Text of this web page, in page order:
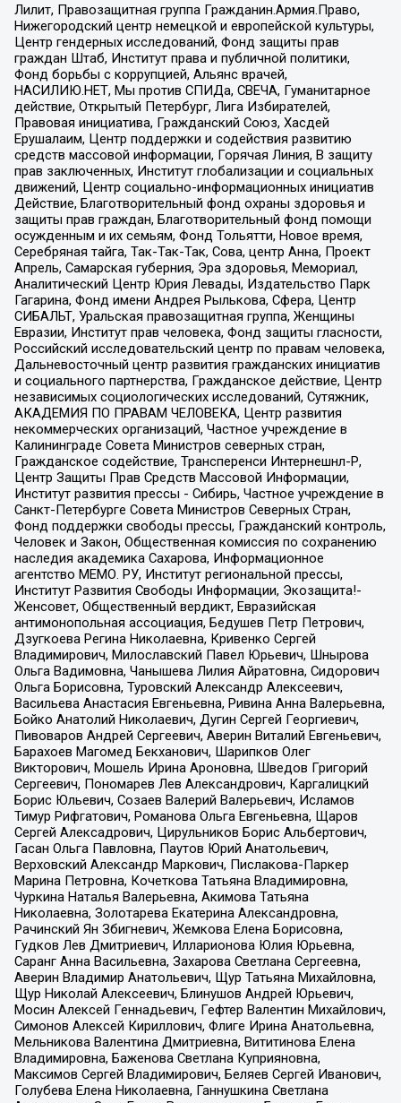
Лилит, Правозащитная группа Гражданин.Армия.Право,
Нижегородский центр немецкой и европейской культуры,
Центр гендерных исследований, Фонд защиты прав
граждан Штаб, Институт права и публичной политики,
Фонд борьбы с коррупцией, Альянс врачей,
НАСИЛИЮ.НЕТ, Мы против СПИДа, СВЕЧА, Гуманитарное
действие, Открытый Петербург, Лига Избирателей,
Правовая инициатива, Гражданский Союз, Хасдей
Ерушалаим, Центр поддержки и содействия развитию
средств массовой информации, Горячая Линия, В защиту
прав заключенных, Институт глобализации и социальных
движений, Центр социально-информационных инициатив
Действие, Благотворительный фонд охраны здоровья и
защиты прав граждан, Благотворительный фонд помощи
осужденным и их семьям, Фонд Тольятти, Новое время,
Серебряная тайга, Так-Так-Так, Сова, центр Анна, Проект
Апрель, Самарская губерния, Эра здоровья, Мемориал,
Аналитический Центр Юрия Левады, Издательство Парк
Гагарина, Фонд имени Андрея Рылькова, Сфера, Центр
СИБАЛЬТ, Уральская правозащитная группа, Женщины
Евразии, Институт прав человека, Фонд защиты гласности,
Российский исследовательский центр по правам человека,
Дальневосточный центр развития гражданских инициатив
и социального партнерства, Гражданское действие, Центр
независимых социологических исследований, Сутяжник,
АКАДЕМИЯ ПО ПРАВАМ ЧЕЛОВЕКА, Центр развития
некоммерческих организаций, Частное учреждение в
Калининграде Совета Министров северных стран,
Гражданское содействие, Трансперенси Интернешнл-Р,
Центр Защиты Прав Средств Массовой Информации,
Институт развития прессы - Сибирь, Частное учреждение в
Санкт-Петербурге Совета Министров Северных Стран,
Фонд поддержки свободы прессы, Гражданский контроль,
Человек и Закон, Общественная комиссия по сохранению
наследия академика Сахарова, Информационное
агентство МЕМО. РУ, Институт региональной прессы,
Институт Развития Свободы Информации, Экозащита!-
Женсовет, Общественный вердикт, Евразийская
антимонопольная ассоциация, Бедушев Петр Петрович,
Дзугкоева Регина Николаевна, Кривенко Сергей
Владимирович, Милославский Павел Юрьевич, Шнырова
Ольга Вадимовна, Чанышева Лилия Айратовна, Сидорович
Ольга Борисовна, Туровский Александр Алексеевич,
Васильева Анастасия Евгеньевна, Ривина Анна Валерьевна,
Бойко Анатолий Николаевич, Дугин Сергей Георгиевич,
Пивоваров Андрей Сергеевич, Аверин Виталий Евгеньевич,
Барахоев Магомед Бекханович, Шарипков Олег
Викторович, Мошель Ирина Ароновна, Шведов Григорий
Сергеевич, Пономарев Лев Александрович, Каргалицкий
Борис Юльевич, Созаев Валерий Валерьевич, Исламов
Тимур Рифгатович, Романова Ольга Евгеньевна, Щаров
Сергей Алексадрович, Цирульников Борис Альбертович,
Гасан Ольга Павловна, Паутов Юрий Анатольевич,
Верховский Александр Маркович, Пислакова-Паркер
Марина Петровна, Кочеткова Татьяна Владимировна,
Чуркина Наталья Валерьевна, Акимова Татьяна
Николаевна, Золотарева Екатерина Александровна,
Рачинский Ян Збигневич, Жемкова Елена Борисовна,
Гудков Лев Дмитриевич, Илларионова Юлия Юрьевна,
Саранг Анна Васильевна, Захарова Светлана Сергеевна,
Аверин Владимир Анатольевич, Щур Татьяна Михайловна,
Щур Николай Алексеевич, Блинушов Андрей Юрьевич,
Мосин Алексей Геннадьевич, Гефтер Валентин Михайлович,
Симонов Алексей Кириллович, Флиге Ирина Анатольевна,
Мельникова Валентина Дмитриевна, Вититинова Елена
Владимировна, Баженова Светлана Куприяновна,
Максимов Сергей Владимирович, Беляев Сергей Иванович,
Голубева Елена Николаевна, Ганнушкина Светлана